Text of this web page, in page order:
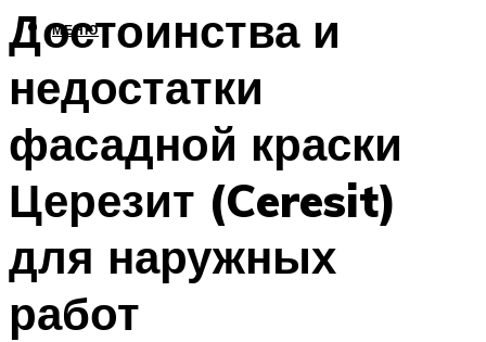
МЕНЮ
Достоинства и
недостатки
фасадной краски
Церезит (Ceresit)
для наружных
работ